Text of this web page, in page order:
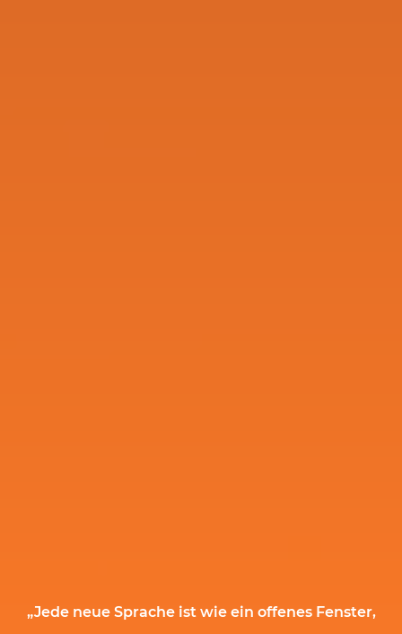
„Jede neue Sprache ist wie ein offenes Fenster,